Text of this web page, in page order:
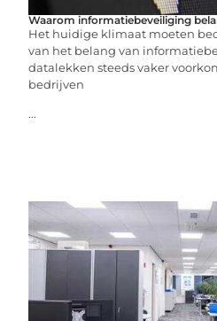
Waarom informatiebeveiliging
Het huidige klimaat moeten
van het belang van
datalekken steeds vaker
bedrijven
...